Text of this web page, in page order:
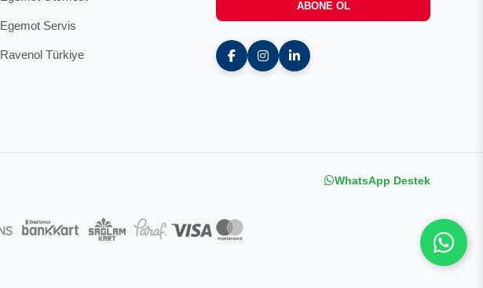
Egemot Servis
Ravenol Türkiye
ABONE OL
WhatsApp Destek